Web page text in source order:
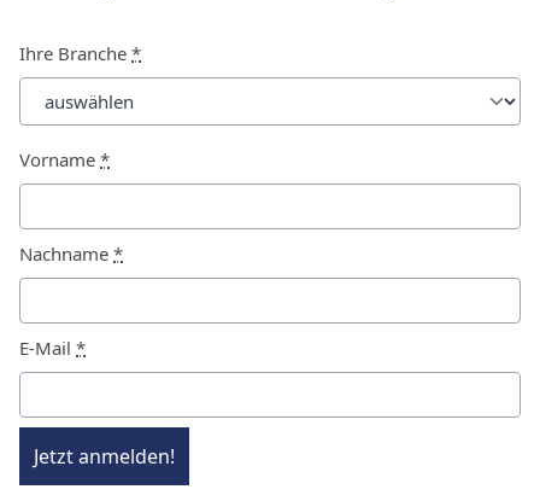
Ihre Branche *
Vorname *
Nachname *
E-Mail *
Jetzt anmelden!